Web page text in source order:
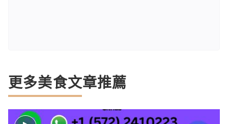
更多美食文章推薦